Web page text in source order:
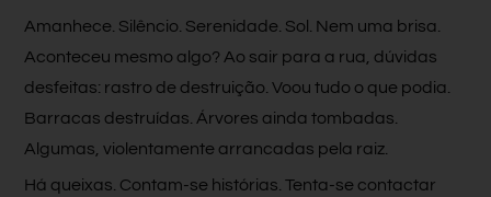
Amanhece. Silêncio. Serenidade. Sol. Nem uma brisa.
Aconteceu mesmo algo? Ao sair para a rua, dúvidas
desfeitas: rastro de destruição. Voou tudo o que podia.
Barracas destruídas. Árvores ainda tombadas.
Algumas, violentamente arrancadas pela raiz.
Há queixas. Contam-se histórias. Tenta-se contactar